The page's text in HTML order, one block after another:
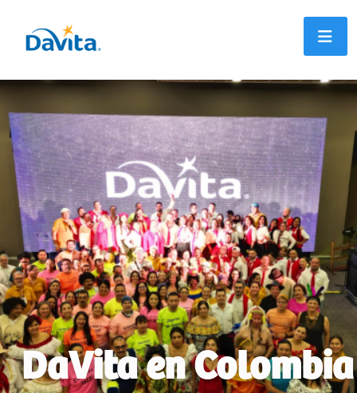
DaVita en Colombia